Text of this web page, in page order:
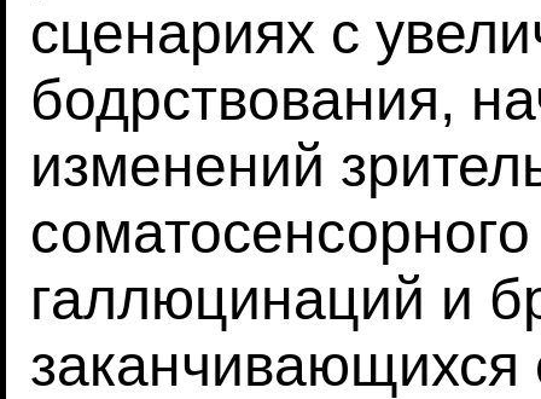
сценариях с
бодрствования,
изменений
галлюцинаций и